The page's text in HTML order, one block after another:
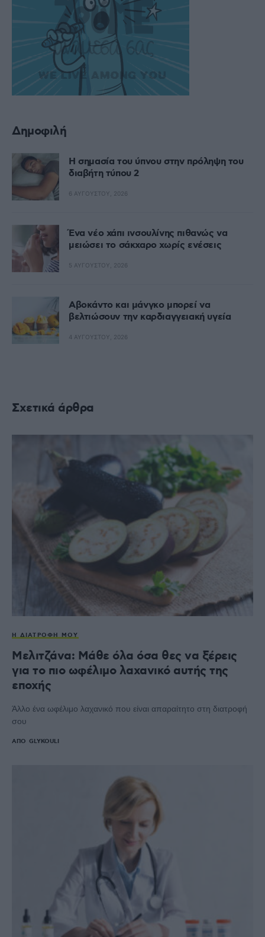
Δημοφιλή
Η σημασία του ύπνου στην πρόληψη του
διαβήτη τύπου 2
6 ΑΥΓΟΎΣΤΟΥ, 2026
Ένα νέο χάπι ινσουλίνης πιθανώς να
μειώσει το σάκχαρο χωρίς ενέσεις
5 ΑΥΓΟΎΣΤΟΥ, 2026
Αβοκάντο και μάνγκο μπορεί να
βελτιώσουν την καρδιαγγειακή υγεία
4 ΑΥΓΟΎΣΤΟΥ, 2026
Σχετικά άρθρα
Η ΔΙΑΤΡΟΦΉ ΜΟΥ
Μελιτζάνα: Μάθε όλα όσα θες να ξέρεις
για το πιο ωφέλιμο λαχανικό αυτής της
εποχής
Άλλο ένα ωφέλιμο λαχανικό που είναι απαραίτητο στη διατροφή
σου
ΑΠΌ GLYKOULI